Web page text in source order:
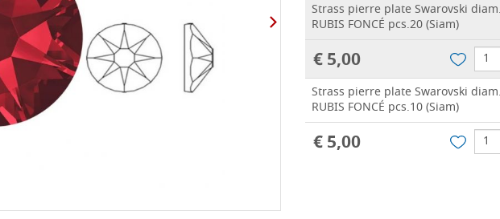
Strass pierre plate Swarovski
RUBIS FONCÉ pcs.20 (Siam)
€ 5,00
Strass pierre plate Swarovski
RUBIS FONCÉ pcs.10 (Siam)
€ 5,00